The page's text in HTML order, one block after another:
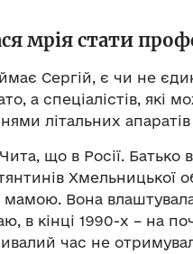
мрія стати
Сергій, є чи не
а спеціалістів,
літальних
що в Росії. Батько
Хмельницької
Вона
в кінці 1990-х – на
час не